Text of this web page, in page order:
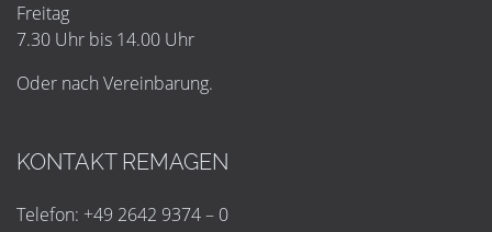
Freitag
7.30 Uhr bis 14.00 Uhr
Oder nach Vereinbarung.
KONTAKT REMAGEN
Telefon: +49 2642 9374 – 0